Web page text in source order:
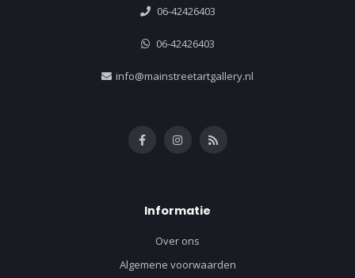
06-42426403
06-42426403
info@mainstreetartgallery.nl
Informatie
Over ons
Algemene voorwaarden